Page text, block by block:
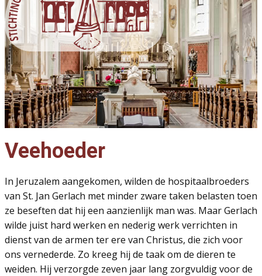
Veehoeder
In Jeruzalem aangekomen, wilden de hospitaalbroeders
van St. Jan Gerlach met minder zware taken belasten toen
ze beseften dat hij een aanzienlijk man was. Maar Gerlach
wilde juist hard werken en nederig werk verrichten in
dienst van de armen ter ere van Christus, die zich voor
ons vernederde. Zo kreeg hij de taak om de dieren te
weiden. Hij verzorgde zeven jaar lang zorgvuldig voor de